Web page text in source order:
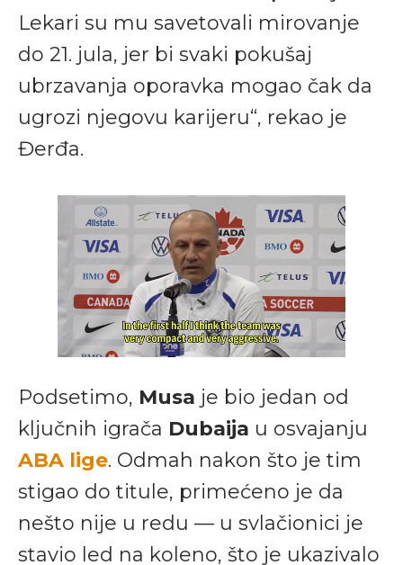
Lekari su mu savetovali mirovanje
do 21. jula, jer bi svaki pokušaj
ubrzavanja oporavka mogao čak da
ugrozi njegovu karijeru“, rekao je
Đerđa.
Podsetimo, Musa je bio jedan od
ključnih igrača Dubaija u osvajanju
ABA lige. Odmah nakon što je tim
stigao do titule, primećeno je da
nešto nije u redu — u svlačionici je
stavio led na koleno, što je ukazivalo